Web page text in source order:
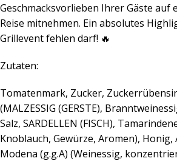
Geschmacksvorlieben Ihrer Gäste auf
Reise mitnehmen. Ein absolutes
Grillevent fehlen darf! 🔥
Zutaten:
Tomatenmark, Zucker,
(MALZESSIG (GERSTE),
Salz, SARDELLEN (FISCH),
Knoblauch, Gewürze, Aromen), Honig,
Modena (g.g.A) (Weinessig,